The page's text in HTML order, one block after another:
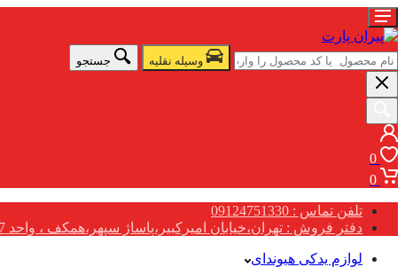
وسیله نقلیه جستجو
0
0
تلفن تماس : 09124751330
دفتر فروش : تهران،خیابان امیرکبیر،پاساژ سپهر،همکف ، واحد G17
لوازم یدکی هیوندای